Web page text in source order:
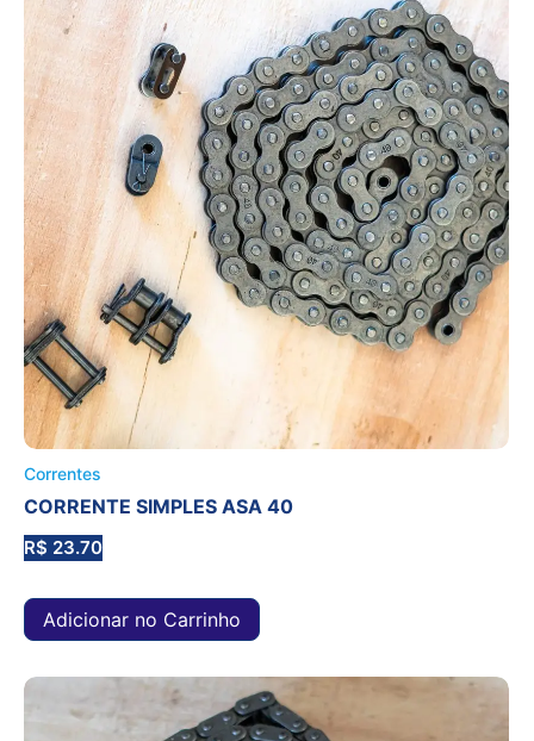
Correntes
CORRENTE SIMPLES ASA 40
R$ 23.70
Adicionar no Carrinho